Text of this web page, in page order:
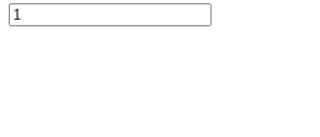
Pull
TOMMY